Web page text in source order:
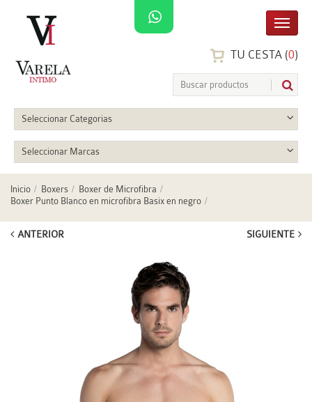
TU CESTA (0)
Seleccionar Categorias
Seleccionar Marcas
Inicio Boxers
Boxer de Microfibra
Boxer Punto Blanco en microfibra Basix en negro
ANTERIOR SIGUIENTE